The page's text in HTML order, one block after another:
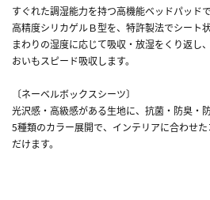
すぐれた調湿能力を持つ高機能ベッドパッドで
高精度シリカゲルＢ型を、特許製法でシート状
まわりの湿度に応じて吸収・放湿をくり返し
おいもスピード吸収します。
〔ネーベルボックスシーツ〕
光沢感・高級感がある生地に、抗菌・防臭・
5種類のカラー展開で、インテリアに合わせ
だけます。